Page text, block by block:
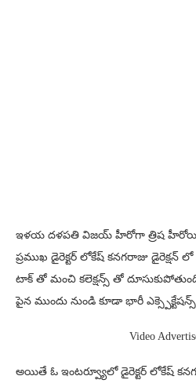
ఇళయ దళపతి విజయ్ హీరోగా త్రిష
ప్రముఖ డైరెక్టర్ లోకేష్ కనగరాజు
టాక్ తో మంచి కలెక్షన్స్ తో
పైన ముందు నుండి కూడా భారీ
Video
అయితే ఓ ఇంటర్వ్యూలో డైరెక్టర్ లోకేష్